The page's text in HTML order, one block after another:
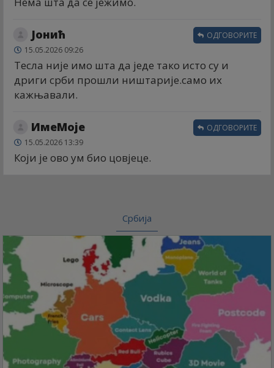
Јонић
15.05.2026 09:26
Тесла није имо шта да једе тако исто су и
дриги срби прошли ништарије.само их
кажњавали.
ОДГОВОРИТЕ
ИмеМоје
15.05.2026 13:39
Који је ово ум био цовјеце.
ОДГОВОРИТЕ
Србија